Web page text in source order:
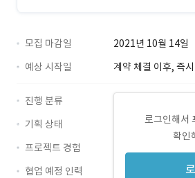
모집 마감일
2021년 10월 14일
예상 시작일
계약 체결 이후, 즉
로그인해서
확인
진행 분류
기획 상태
프로젝트 경험
협업 예정 인력